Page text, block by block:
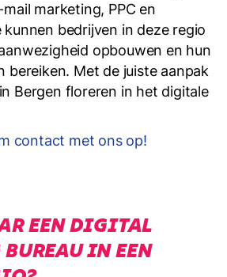
marketing, PPC en
bedrijven in deze regio
opbouwen en hun
bereiken. Met de juiste aanpak
Bergen floreren in het digitale
contact met ons op!
EEN DIGITAL
IN EEN